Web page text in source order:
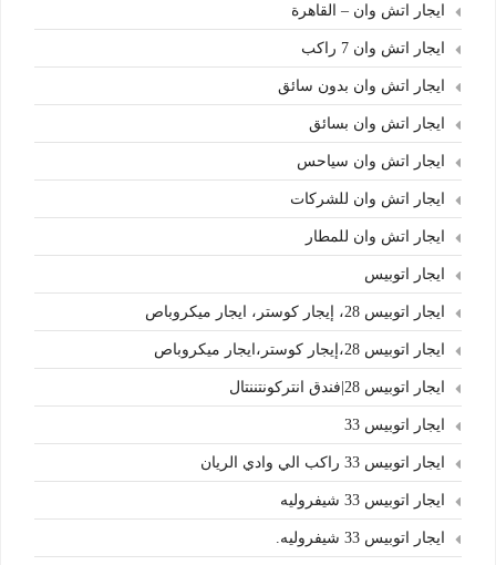
ايجار اتش وان – القاهرة
ايجار اتش وان 7 راكب
ايجار اتش وان بدون سائق
ايجار اتش وان بسائق
ايجار اتش وان سياحس
ايجار اتش وان للشركات
ايجار اتش وان للمطار
ايجار اتوبيس
ايجار اتوبيس 28، إيجار كوستر، ايجار ميكروباص
ايجار اتوبيس 28،إيجار كوستر،ايجار ميكروباص
ايجار اتوبيس 28|فندق انتركونتننتال
ايجار اتوبيس 33
ايجار اتوبيس 33 راكب الي وادي الريان
ايجار اتوبيس 33 شيفروليه
ايجار اتوبيس 33 شيفروليه.